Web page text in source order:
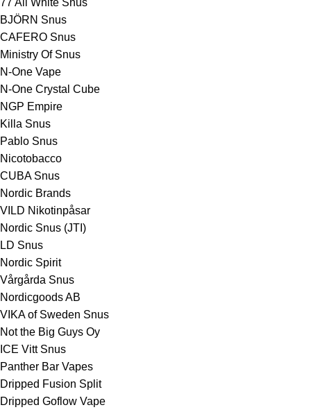
77 All White Snus
BJÖRN Snus
CAFERO Snus
Ministry Of Snus
N-One Vape
N-One Crystal Cube
NGP Empire
Killa Snus
Pablo Snus
Nicotobacco
CUBA Snus
Nordic Brands
VILD Nikotinpåsar
Nordic Snus (JTI)
LD Snus
Nordic Spirit
Vårgårda Snus
Nordicgoods AB
VIKA of Sweden Snus
Not the Big Guys Oy
ICE Vitt Snus
Panther Bar Vapes
Dripped Fusion Split
Dripped Goflow Vape